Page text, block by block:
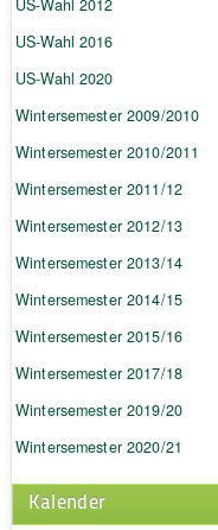
US-Wahl 2012
US-Wahl 2016
US-Wahl 2020
Wintersemester 2009/2010
Wintersemester 2010/2011
Wintersemester 2011/12
Wintersemester 2012/13
Wintersemester 2013/14
Wintersemester 2014/15
Wintersemester 2015/16
Wintersemester 2017/18
Wintersemester 2019/20
Wintersemester 2020/21
Kalender